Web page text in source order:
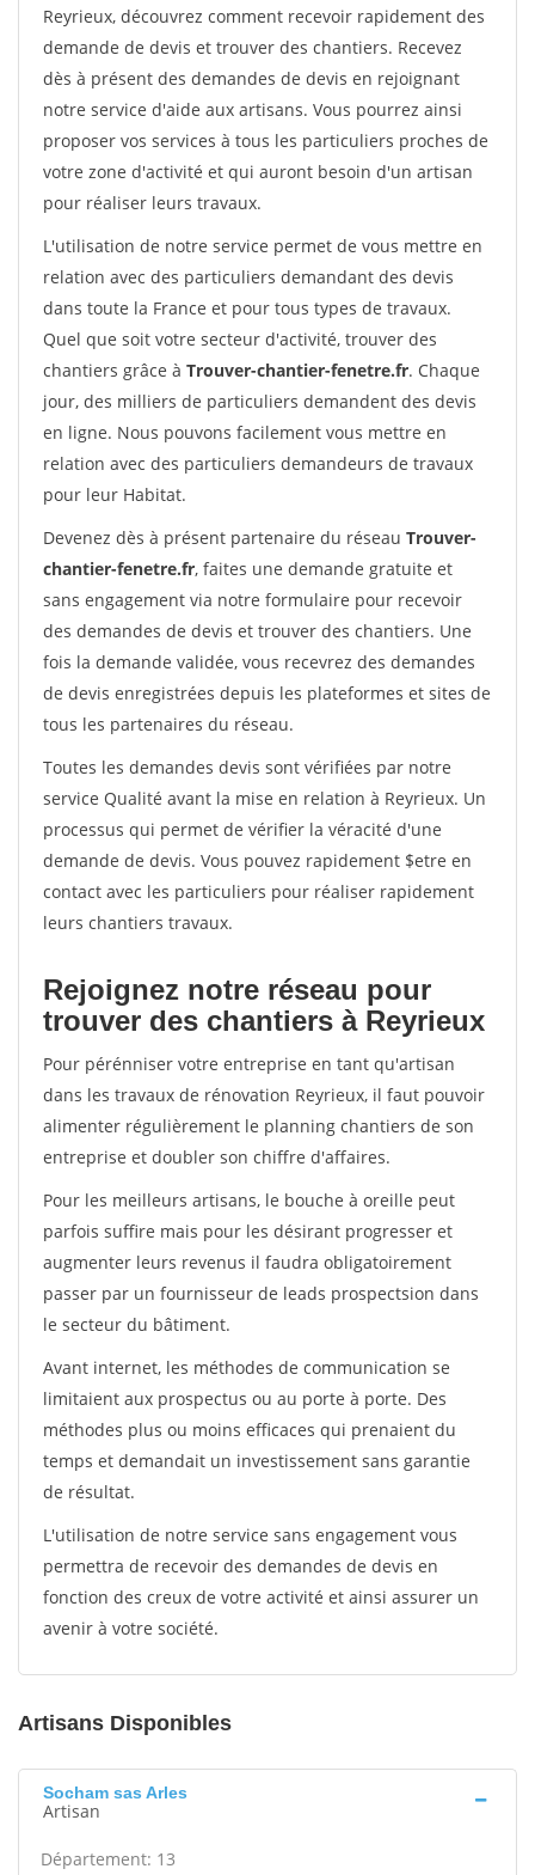
Reyrieux, découvrez comment recevoir rapidement des
demande de devis et trouver des chantiers. Recevez
dès à présent des demandes de devis en rejoignant
notre service d'aide aux artisans. Vous pourrez ainsi
proposer vos services à tous les particuliers proches de
votre zone d'activité et qui auront besoin d'un artisan
pour réaliser leurs travaux.
L'utilisation de notre service permet de vous mettre en
relation avec des particuliers demandant des devis
dans toute la France et pour tous types de travaux.
Quel que soit votre secteur d'activité, trouver des
chantiers grâce à Trouver-chantier-fenetre.fr. Chaque
jour, des milliers de particuliers demandent des devis
en ligne. Nous pouvons facilement vous mettre en
relation avec des particuliers demandeurs de travaux
pour leur Habitat.
Devenez dès à présent partenaire du réseau Trouver-
chantier-fenetre.fr, faites une demande gratuite et
sans engagement via notre formulaire pour recevoir
des demandes de devis et trouver des chantiers. Une
fois la demande validée, vous recevrez des demandes
de devis enregistrées depuis les plateformes et sites de
tous les partenaires du réseau.
Toutes les demandes devis sont vérifiées par notre
service Qualité avant la mise en relation à Reyrieux. Un
processus qui permet de vérifier la véracité d'une
demande de devis. Vous pouvez rapidement $etre en
contact avec les particuliers pour réaliser rapidement
leurs chantiers travaux.
Rejoignez notre réseau pour
trouver des chantiers à Reyrieux
Pour pérénniser votre entreprise en tant qu'artisan
dans les travaux de rénovation Reyrieux, il faut pouvoir
alimenter régulièrement le planning chantiers de son
entreprise et doubler son chiffre d'affaires.
Pour les meilleurs artisans, le bouche à oreille peut
parfois suffire mais pour les désirant progresser et
augmenter leurs revenus il faudra obligatoirement
passer par un fournisseur de leads prospectsion dans
le secteur du bâtiment.
Avant internet, les méthodes de communication se
limitaient aux prospectus ou au porte à porte. Des
méthodes plus ou moins efficaces qui prenaient du
temps et demandait un investissement sans garantie
de résultat.
L'utilisation de notre service sans engagement vous
permettra de recevoir des demandes de devis en
fonction des creux de votre activité et ainsi assurer un
avenir à votre société.
Artisans Disponibles
Socham sas Arles
Artisan
Département: 13